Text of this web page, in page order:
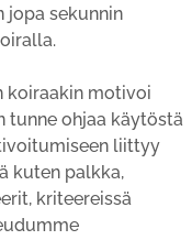
jopa sekunnin
koiraakin motivoi
tunne ohjaa käytöstä
liittyy
kuten palkka,
kriteereissä